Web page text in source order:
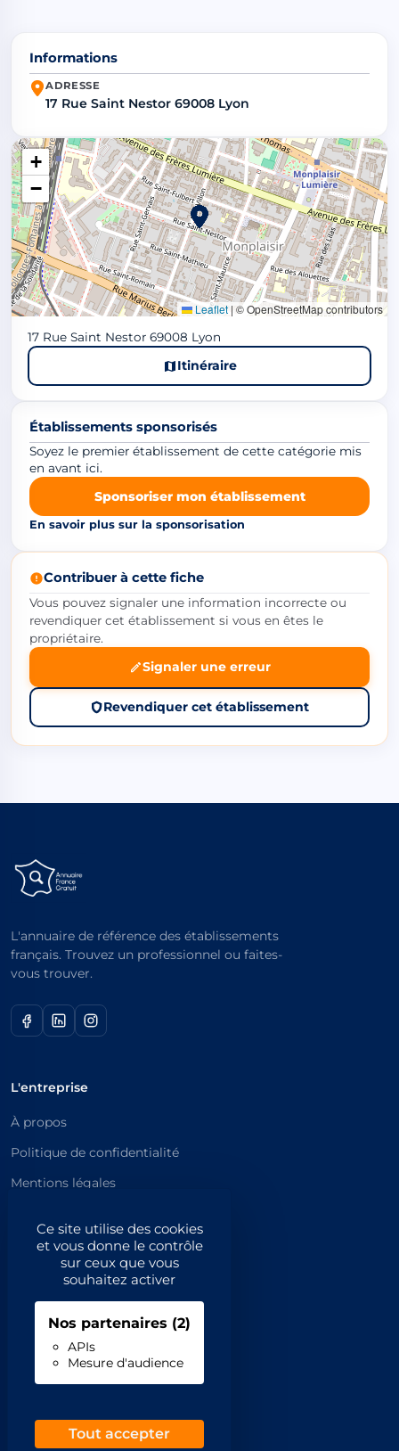
Ce site utilise des cookies
et vous donne le contrôle
sur ceux que vous
souhaitez activer
Nos partenaires (2)
APIs
Mesure d'audience
Tout accepter
Informations
ADRESSE
17 Rue Saint Nestor 69008 Lyon
+
−
Leaflet | © OpenStreetMap contributors
17 Rue Saint Nestor 69008 Lyon
Itinéraire
Établissements sponsorisés
Soyez le premier établissement de cette catégorie mis
en avant ici.
Sponsoriser mon établissement
En savoir plus sur la sponsorisation
Contribuer à cette fiche
Vous pouvez signaler une information incorrecte ou
revendiquer cet établissement si vous en êtes le
propriétaire.
Signaler une erreur
Revendiquer cet établissement
L'annuaire de référence des établissements
français. Trouvez un professionnel ou faites-
vous trouver.
L'entreprise
À propos
Politique de confidentialité
Mentions légales
Catégories principales
Catégories
Professionnels
Inscrivez-vous
Demande de retrait